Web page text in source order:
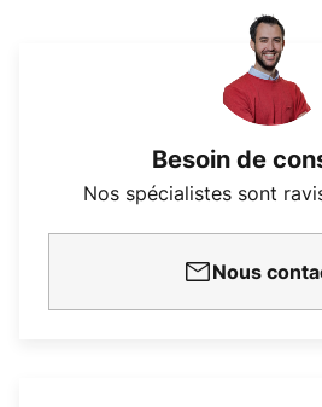
Besoin de
Nos spécialistes sont
Nous